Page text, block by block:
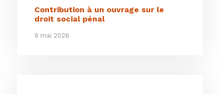
Contribution à un ouvrage sur le
droit social pénal
9 mai 2026